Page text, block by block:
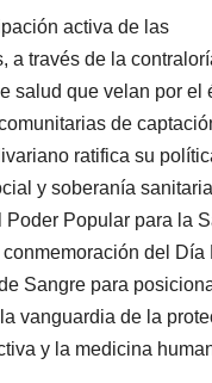
activa de las
a través de la
salud que velan por el
de
ratifica su
y soberanía
Poder Popular para la
del Día
Sangre para
vanguardia de la
y la medicina